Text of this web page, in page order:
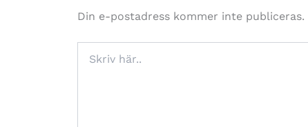
Din e-postadress kommer inte publiceras.
här..